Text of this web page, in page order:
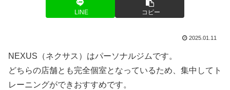
LINE コピー
2025.01.11
NEXUS（ネクサス）はパーソナルジムです。
どちらの店舗とも完全個室となっているため、集中してト
レーニングができおすすめです。